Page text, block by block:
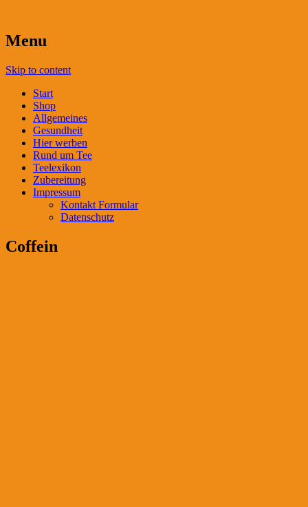
Menu
Skip to content
Start
Shop
Allgemeines
Gesundheit
Hier werben
Rund um Tee
Teelexikon
Zubereitung
Impressum
Kontakt Formular
Datenschutz
Coffein